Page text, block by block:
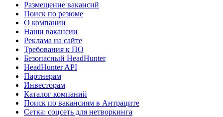
Размещение вакансий
Поиск по резюме
О компании
Наши вакансии
Реклама на сайте
Требования к ПО
Безопасный HeadHunter
HeadHunter API
Партнерам
Инвесторам
Каталог компаний
Поиск по вакансиям в Антраците
Сетка: соцсеть для нетворкинга